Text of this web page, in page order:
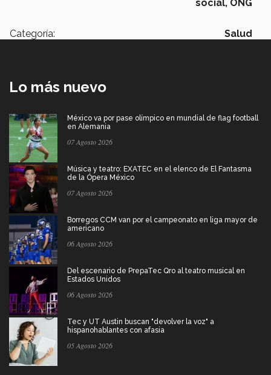
social, ONG
Categoría: Salud
Lo más nuevo
México va por pase olímpico en mundial de flag football
en Alemania
07 Agosto 2026
Música y teatro: EXATEC en el elenco de El Fantasma
de la Ópera México
07 Agosto 2026
Borregos CCM van por el campeonato en liga mayor de
americano
06 Agosto 2026
Del escenario de PrepaTec Qro al teatro musical en
Estados Unidos
06 Agosto 2026
Tec y UT Austin buscan "devolver la voz" a
hispanohablantes con afasia
05 Agosto 2026